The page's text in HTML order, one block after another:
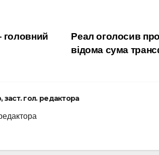
Реал оголосив
відома сума
головний
гол. редактора